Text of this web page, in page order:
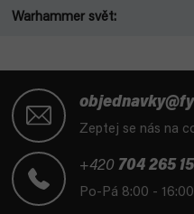
Warhammer svět:
Zeptej se nás na
+420 704 265
Po-Pá 8:00 - 16:00